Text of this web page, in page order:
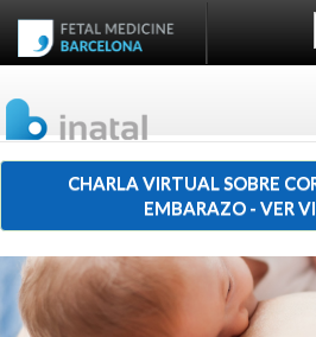
CHARLA VIRTUAL SOBRE
EMBARAZO - VER